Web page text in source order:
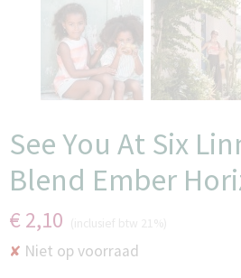
See You At Six
Blend Ember
€ 2,10
✘ Niet op voorraad